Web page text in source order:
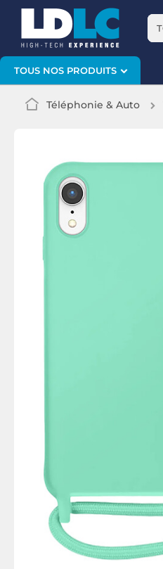
TOUS NOS PRODUITS
Téléphonie & Auto